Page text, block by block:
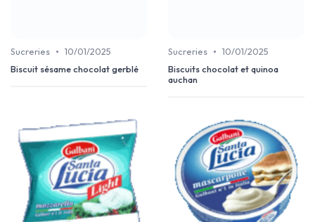
Sucreries • 10/01/2025
Biscuit sésame chocolat gerblé
Sucreries • 10/01/2025
Biscuits chocolat et quinoa
auchan